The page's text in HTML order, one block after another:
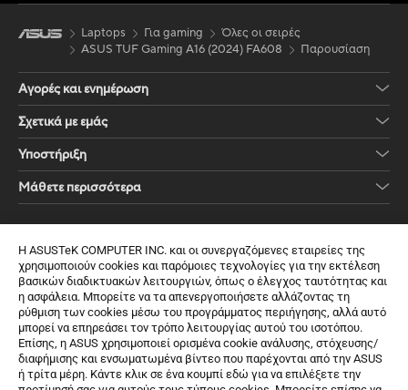
Η ASUSTeK COMPUTER INC. και οι συνεργαζόμενες εταιρείες της
χρησιμοποιούν cookies και παρόμοιες τεχνολογίες για την εκτέλεση
βασικών διαδικτυακών λειτουργιών, όπως ο έλεγχος ταυτότητας και
η ασφάλεια. Μπορείτε να τα απενεργοποιήσετε αλλάζοντας τη
ρύθμιση των cookies μέσω του προγράμματος περιήγησης, αλλά αυτό
μπορεί να επηρεάσει τον τρόπο λειτουργίας αυτού του ισοτόπου.
Επίσης, η ASUS χρησιμοποιεί ορισμένα cookie ανάλυσης, στόχευσης/
διαφήμισης και ενσωματωμένα βίντεο που παρέχονται από την ASUS
ή τρίτα μέρη. Κάντε κλικ σε ένα κουμπί εδώ για να επιλέξετε την
Laptops Για gaming
Όλες οι σειρές
ASUS TUF Gaming A16 (2024) FA608
Παρουσίαση
Αγορές και ενημέρωση
Σχετικά με εμάς
Υποστήριξη
Μάθετε περισσότερα
Εγγραφή